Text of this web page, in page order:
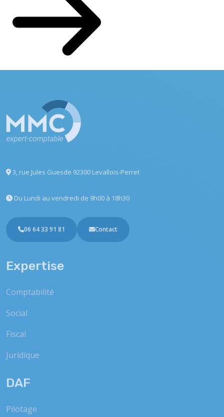
3, rue Jules Guesde 92300 Levallois-Perret
Du Lundi au vendredi de 9h00 à 18h30
06 64 33 91 81 Contact
Expertise
Comptabilité
Social
Fiscal
Juridique
DAF
Pilotage